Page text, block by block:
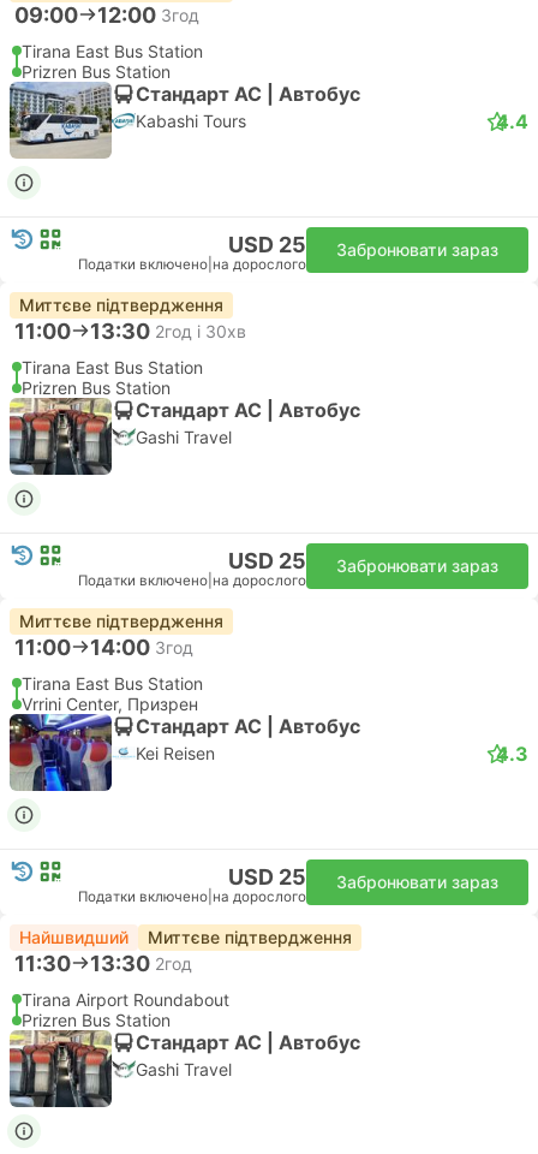
09:00 12:00 3год
Tirana East Bus Station
Prizren Bus Station
Стандарт АС | Автобус
Kabashi Tours 4.4
USD 25
Податки включено на дорослого
Забронювати зараз
Миттєве підтвердження
11:00 13:30 2год і 30хв
Tirana East Bus Station
Prizren Bus Station
Стандарт АС | Автобус
Gashi Travel
USD 25
Податки включено на дорослого
Забронювати зараз
Миттєве підтвердження
11:00 14:00 3год
Tirana East Bus Station
Vrrini Center, Призрен
Стандарт АС | Автобус
Kei Reisen 4.3
USD 25
Податки включено на дорослого
Забронювати зараз
Найшвидший Миттєве підтвердження
11:30 13:30 2год
Tirana Airport Roundabout
Prizren Bus Station
Стандарт АС | Автобус
Gashi Travel